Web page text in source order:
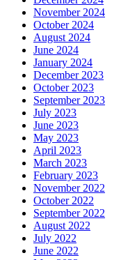
November 2024
October 2024
August 2024
June 2024
January 2024
December 2023
October 2023
September 2023
July 2023
June 2023
May 2023
April 2023
March 2023
February 2023
November 2022
October 2022
September 2022
August 2022
July 2022
June 2022